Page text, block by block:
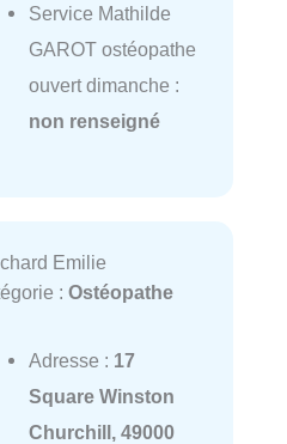
Service Mathilde
GAROT ostéopathe
ouvert dimanche :
non renseigné
Emilie
: Ostéopathe
Adresse : 17
Square Winston
Churchill, 49000